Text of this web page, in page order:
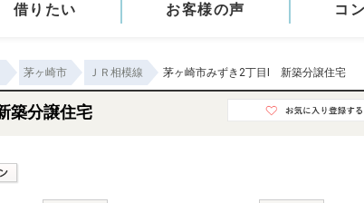
借りたい お客様の声 コ
茅ヶ崎市 ＪＲ相模線 茅ヶ崎市みずき2丁目I 新築分譲住宅
築分譲住宅